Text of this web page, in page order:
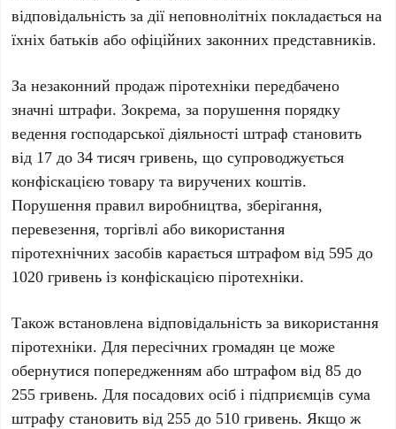
відповідальність за дії неповнолітніх покладається на
їхніх батьків або офіційних законних представників.
За незаконний продаж піротехніки передбачено
значні штрафи. Зокрема, за порушення порядку
ведення господарської діяльності штраф становить
від 17 до 34 тисяч гривень, що супроводжується
конфіскацією товару та виручених коштів.
Порушення правил виробництва, зберігання,
перевезення, торгівлі або використання
піротехнічних засобів карається штрафом від 595 до
1020 гривень із конфіскацією піротехніки.
Також встановлена відповідальність за використання
піротехніки. Для пересічних громадян це може
обернутися попередженням або штрафом від85 до
255 гривень. Для посадових осіб і підприємців сума
штрафу становить від255 до 510 гривень. Якщо ж